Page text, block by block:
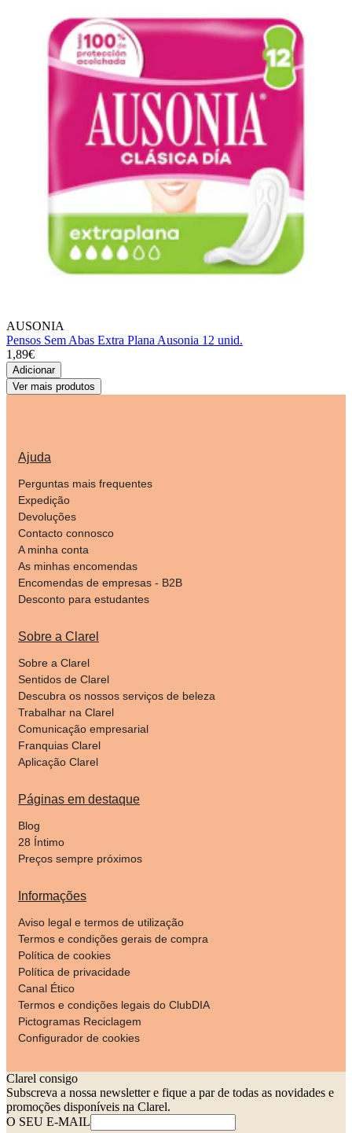
AUSONIA
Pensos Sem Abas Extra Plana Ausonia 12 unid.
1,89€
Adicionar
Ver mais produtos
Ajuda
Perguntas mais frequentes
Expedição
Devoluções
Contacto connosco
A minha conta
As minhas encomendas
Encomendas de empresas - B2B
Desconto para estudantes
Sobre a Clarel
Sobre a Clarel
Sentidos de Clarel
Descubra os nossos serviços de beleza
Trabalhar na Clarel
Comunicação empresarial
Franquias Clarel
Aplicação Clarel
Páginas em destaque
Blog
28 Íntimo
Preços sempre próximos
Informações
Aviso legal e termos de utilização
Termos e condições gerais de compra
Política de cookies
Política de privacidade
Canal Ético
Termos e condições legais do ClubDIA
Pictogramas Reciclagem
Configurador de cookies
Clarel consigo
Subscreva a nossa newsletter e fique a par de todas as novidades e
promoções disponíveis na Clarel.
O SEU E-MAIL